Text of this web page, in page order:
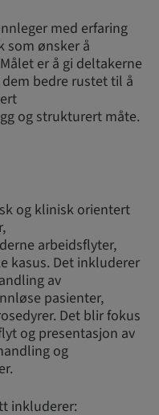
med erfaring
ønsker å
er å gi deltakerne
bedre rustet til å
og strukturert måte.
og klinisk orientert
arbeidsflyter,
kasus. Det inkluderer
av
pasienter,
Det blir fokus
og presentasjon av
og
inkluderer: